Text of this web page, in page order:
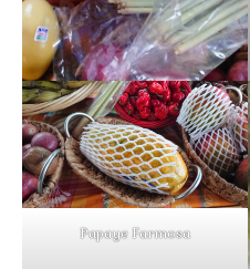
Papaye Farmosa